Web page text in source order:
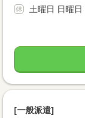
土曜日 日曜日
[一般派遣]